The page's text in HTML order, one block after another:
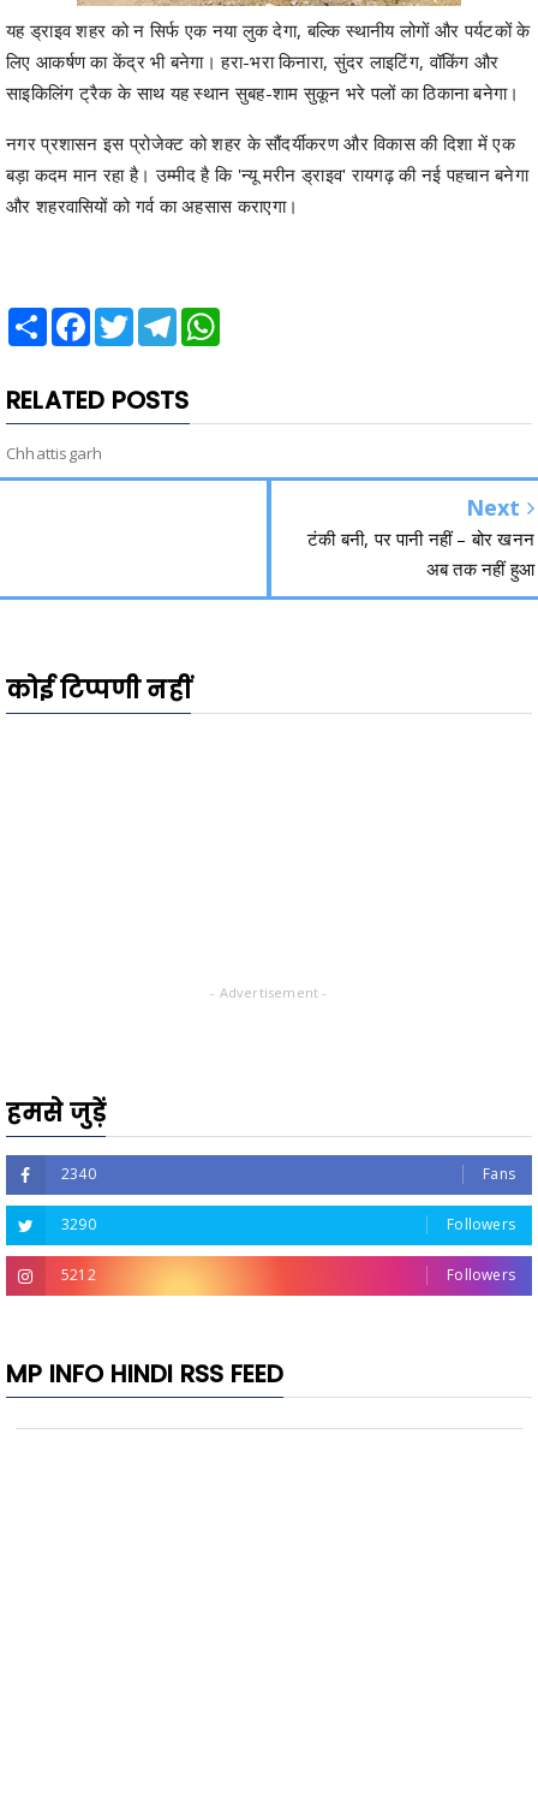
यह ड्राइव शहर को न सिर्फ एक नया लुक देगा, बल्कि स्थानीय लोगों और पर्यटकों के
लिए आकर्षण का केंद्र भी बनेगा। हरा-भरा किनारा, सुंदर लाइटिंग, वॉकिंग और
साइकिलिंग ट्रैक के साथ यह स्थान सुबह-शाम सुकून भरे पलों का ठिकाना बनेगा।
नगर प्रशासन इस प्रोजेक्ट को शहर के सौंदर्यीकरण और विकास की दिशा में एक
बड़ा कदम मान रहा है। उम्मीद है कि 'न्यू मरीन ड्राइव' रायगढ़ की नई पहचान बनेगा
और शहरवासियों को गर्व का अहसास कराएगा।
Share Facebook
TwitterTelegram
RELATED POSTS
Chhattisgarh
Next
टंकी बनी, पर पानी नहीं – बोर खनन
अब तक नहीं हुआ
कोई टिप्पणी नहीं
- Advertisement -
हमसे जुड़ें
2340 Fans
3290 Followers
5212 Followers
MP INFO HINDI RSS FEED